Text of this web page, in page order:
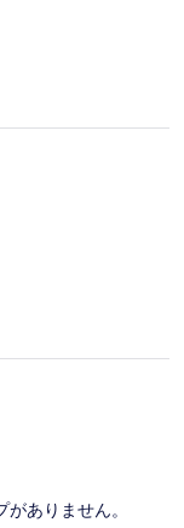
ありません。